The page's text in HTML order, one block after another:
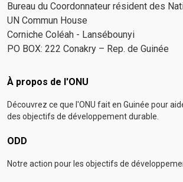
Bureau du Coordonnateur résident des
UN Commun House
Corniche Coléah - Lansébounyi
PO BOX: 222 Conakry – Rep. de Guinée
Footer menu
À propos de l'ONU
Découvrez ce que l'ONU fait en Guinée pour
des objectifs de développement durable.
ODD
Notre action pour les objectifs de